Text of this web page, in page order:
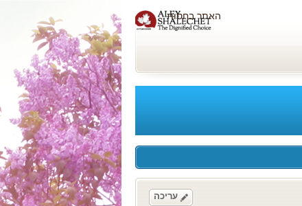
האתר בחסות
עריכה